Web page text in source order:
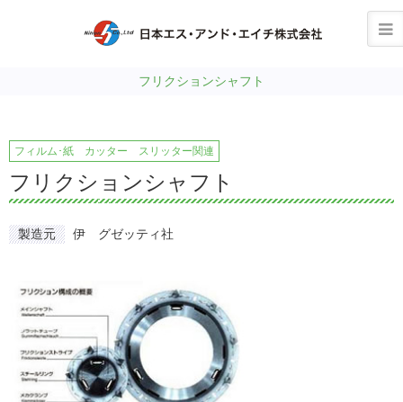
フリクションシャフト
フリクションシャフト
フィルム･紙 カッター スリッター関連
製造元 伊 グゼッティ社